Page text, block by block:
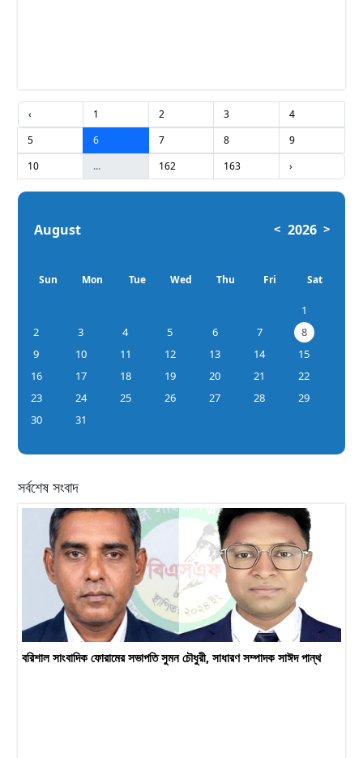
‹ 1 2 3
4
5
6 7 8
9
10
... 162 163 ›
August < 2026 >
Sun Mon Tue Wed Thu Fri Sat
1
2
3 4 5 6 7
8
9
10 11 12 13 14
15
16
17 18 19 20 21
22
23
24 25 26 27 28
29
30
31
সর্বশেষ সংবাদ
বরিশাল সাংবাদিক ফোরামের সভাপতি সুমন চৌধুরী, সাধারণ সম্পাদক সাঈদ পান্থ